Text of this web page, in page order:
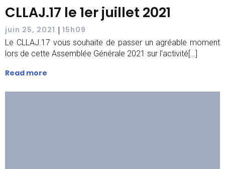
CLLAJ.17 le 1er juillet 2021
juin 25, 2021 | 15h09
Le CLLAJ.17 vous souhaite de passer un agréable moment
lors de cette Assemblée Générale 2021 sur l'activité[…]
Read more